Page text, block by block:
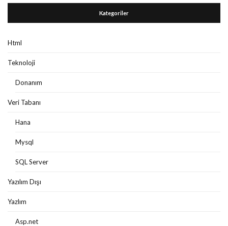
Kategoriler
Html
Teknoloji
Donanım
Veri Tabanı
Hana
Mysql
SQL Server
Yazılım Dışı
Yazlım
Asp.net